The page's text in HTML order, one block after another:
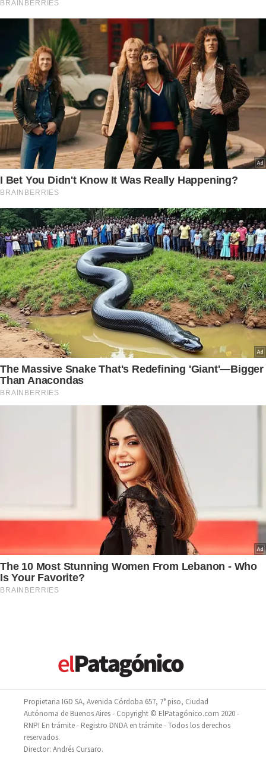
Propietaria IGD SA, Avenida Córdoba 657, 7° piso, Ciudad
Autónoma de Buenos Aires - Copyright © ElPatagónico.com 2020 -
RNPI En trámite - Registro DNDA en trámite - Todos los derechos
reservados.
Director: Andrés Cursaro.